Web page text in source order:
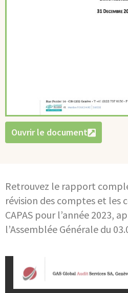
Ouvrir le document
Retrouvez le rapport
révision des comptes et les
CAPAS pour l’année 2023,
l’Assemblée Générale du